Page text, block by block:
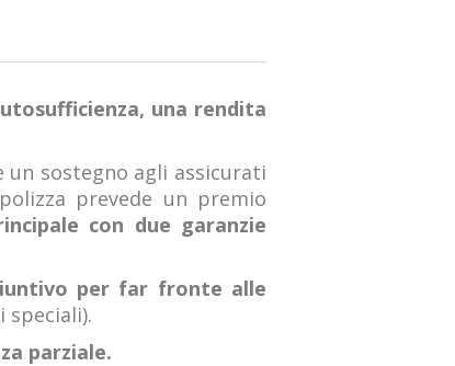
una rendita
un sostegno agli assicurati
prevede un premio
con due garanzie
per far fronte alle
parziale.